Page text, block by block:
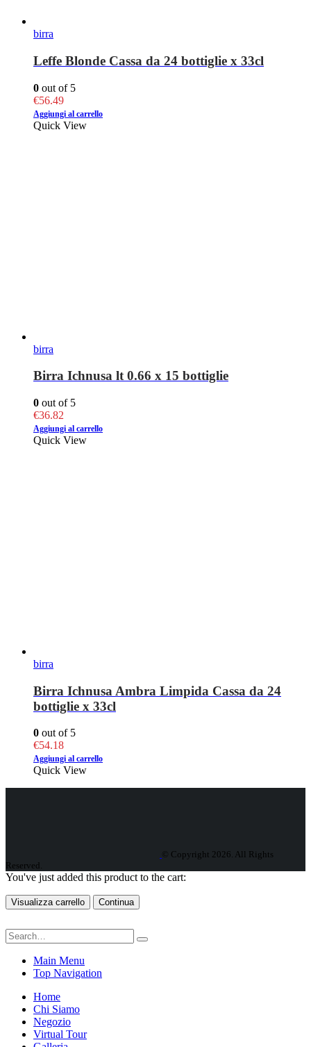
birra
Leffe Blonde Cassa da 24 bottiglie x 33cl
0 out of 5
€56.49
Aggiungi al carrello
Quick View
birra
Birra Ichnusa lt 0.66 x 15 bottiglie
0 out of 5
€36.82
Aggiungi al carrello
Quick View
birra
Birra Ichnusa Ambra Limpida Cassa da 24
bottiglie x 33cl
0 out of 5
€54.18
Aggiungi al carrello
Quick View
© Copyright 2026. All Rights
Reserved.
You've just added this product to the cart:
Visualizza carrello Continua
Main Menu
Top Navigation
Home
Chi Siamo
Negozio
Virtual Tour